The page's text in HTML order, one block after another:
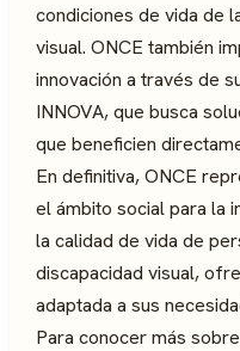
condiciones de vida de
visual. ONCE también
innovación a través de
INNOVA, que busca
que beneficien
En definitiva, ONCE
el ámbito social para la
la calidad de vida de
discapacidad visual,
adaptada a sus
Para conocer más